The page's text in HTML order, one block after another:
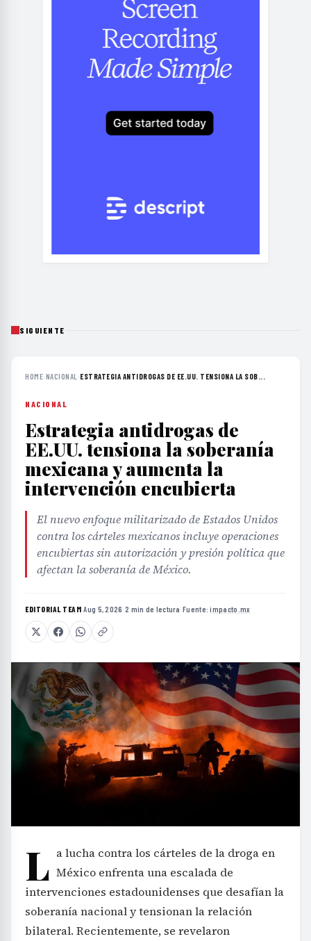
SIGUIENTE
HOME›NACIONAL ›ESTRATEGIA ANTIDROGAS DE EE.UU. TENSIONA LA SOB...
NACIONAL
Estrategia antidrogas de
EE.UU. tensiona la soberanía
mexicana y aumenta la
intervención encubierta
El nuevo enfoque militarizado de Estados Unidos
contra los cárteles mexicanos incluye operaciones
encubiertas sin autorización y presión política que
afectan la soberanía de México.
EDITORIAL TEAM·Aug 5, 2026 ·2 min de lectura ·Fuente:impacto.mx
L a lucha contra los cárteles de la droga en
México enfrenta una escalada de
intervenciones estadounidenses que desafían la
soberanía nacional y tensionan la relación
bilateral. Recientemente, se revelaron